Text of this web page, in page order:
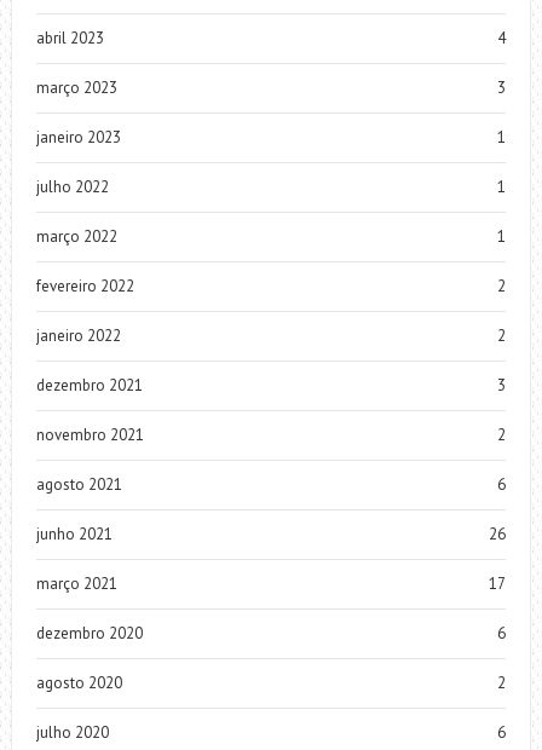
abril 2023 4
março 2023 3
janeiro 2023 1
julho 2022 1
março 2022 1
fevereiro 2022 2
janeiro 2022 2
dezembro 2021 3
novembro 2021 2
agosto 2021 6
junho 2021 26
março 2021 17
dezembro 2020 6
agosto 2020 2
julho 2020 6